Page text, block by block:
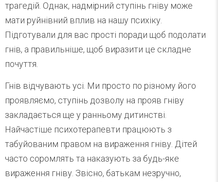
трагедій. Однак, надмірний ступінь гніву може
мати руйнівний вплив на нашу психіку.
Підготували для вас прості поради щоб подолати
гнів, а правильніше, щоб виразити це складне
почуття.
Гнів відчувають усі. Ми просто по різному його
проявляємо, ступінь дозволу на прояв гніву
закладається ще у ранньому дитинстві.
Найчастіше психотерапевти працюють з
табуйованим правом на вираження гніву. Дітей
часто соромлять та наказують за будь-яке
вираження гніву. Звісно, батькам незручно,